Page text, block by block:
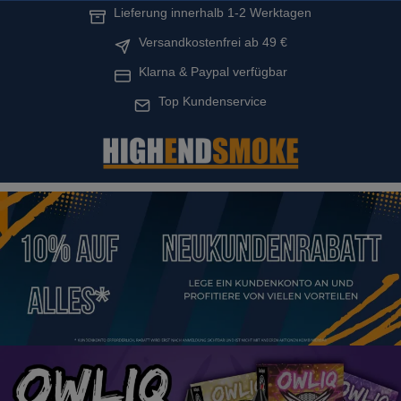
Lieferung innerhalb 1-2 Werktagen
Versandkostenfrei ab 49 €
Klarna & Paypal verfügbar
Top Kundenservice
Bildergalerie überspringen